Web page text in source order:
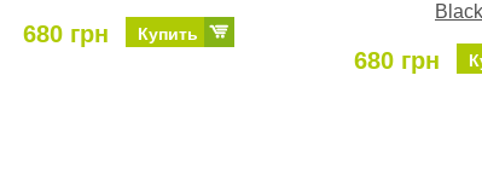
680 грн Купить
Black
680 грн